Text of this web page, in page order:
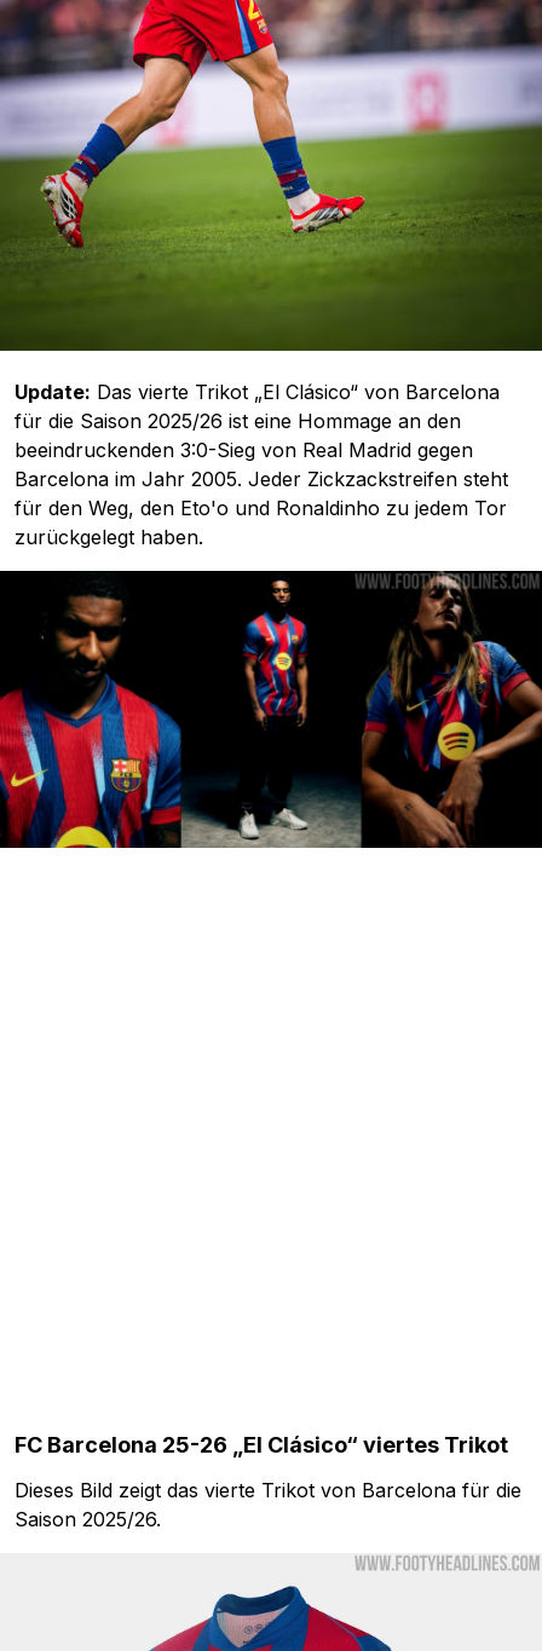
Update: Das vierte Trikot „El Clásico“ von Barcelona
für die Saison 2025/26 ist eine Hommage an den
beeindruckenden 3:0-Sieg von Real Madrid gegen
Barcelona im Jahr 2005. Jeder Zickzackstreifen steht
für den Weg, den Eto'o und Ronaldinho zu jedem Tor
zurückgelegt haben.
FC Barcelona 25-26 „El Clásico“ viertes Trikot
Dieses Bild zeigt das vierte Trikot von Barcelona für die
Saison 2025/26.